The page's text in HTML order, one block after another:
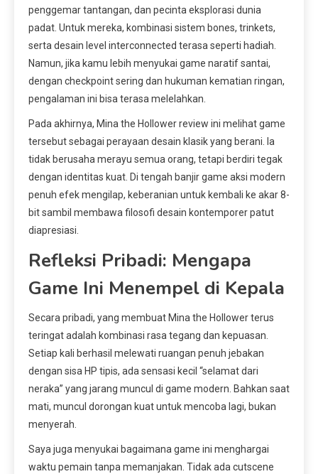
penggemar tantangan, dan pecinta eksplorasi dunia
padat. Untuk mereka, kombinasi sistem bones, trinkets,
serta desain level interconnected terasa seperti hadiah.
Namun, jika kamu lebih menyukai game naratif santai,
dengan checkpoint sering dan hukuman kematian ringan,
pengalaman ini bisa terasa melelahkan.
Pada akhirnya, Mina the Hollower review ini melihat game
tersebut sebagai perayaan desain klasik yang berani. Ia
tidak berusaha merayu semua orang, tetapi berdiri tegak
dengan identitas kuat. Di tengah banjir game aksi modern
penuh efek mengilap, keberanian untuk kembali ke akar 8-
bit sambil membawa filosofi desain kontemporer patut
diapresiasi.
Refleksi Pribadi: Mengapa
Game Ini Menempel di Kepala
Secara pribadi, yang membuat Mina the Hollower terus
teringat adalah kombinasi rasa tegang dan kepuasan.
Setiap kali berhasil melewati ruangan penuh jebakan
dengan sisa HP tipis, ada sensasi kecil “selamat dari
neraka” yang jarang muncul di game modern. Bahkan saat
mati, muncul dorongan kuat untuk mencoba lagi, bukan
menyerah.
Saya juga menyukai bagaimana game ini menghargai
waktu pemain tanpa memanjakan. Tidak ada cutscene